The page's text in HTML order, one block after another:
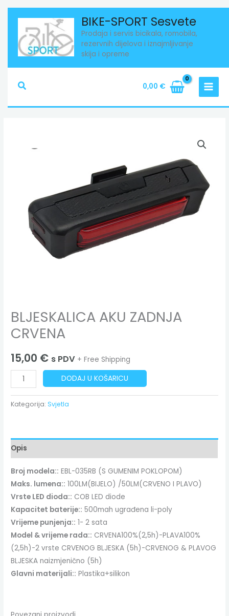
content
BIKE-SPORT Sesvete
Prodaja i servis bicikala, romobila,
rezervnih dijelova i iznajmljivanje
skija i opreme
Search 0,00 €
BLJESKALICA AKU ZADNJA
CRVENA
15,00 € s PDV + Free Shipping
DODAJ U KOŠARICU
Kategorija:Svjetla
Opis
Broj modela:: EBL-035RB (S GUMENIM POKLOPOM)
Maks. lumena:: 100LM(BIJELO) /50LM(CRVENO I PLAVO)
Vrste LED dioda:: COB LED diode
Kapacitet baterije:: 500mah ugrađena li-poly
Vrijeme punjenja:: 1- 2 sata
Model & vrijeme rada:: CRVENA100%(2,5h)-PLAVA100%
(2,5h)-2 vrste CRVENOG BLJESKA (5h)-CRVENOG & PLAVOG
BLJESKA naizmjenično (5h)
Glavni materijali:: Plastika+silikon